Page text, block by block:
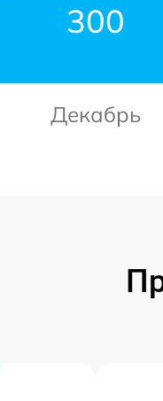
300
Декабрь